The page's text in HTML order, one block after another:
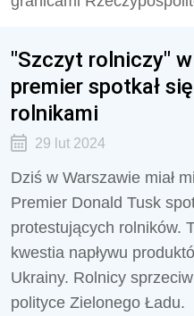
"Szczyt rolniczy"
premier spotkał
rolnikami
29 lut 2024
Dziś w Warszawie miał
Premier Donald Tusk
protestujących rolników.
kwestia napływu
Ukrainy. Rolnicy
polityce Zielonego Ładu.